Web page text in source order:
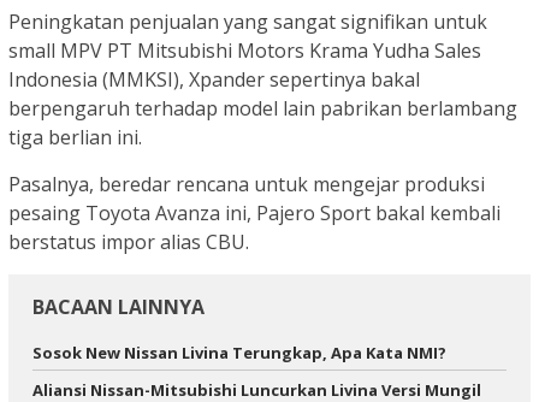
Peningkatan penjualan yang sangat signifikan untuk
small MPV PT Mitsubishi Motors Krama Yudha Sales
Indonesia (MMKSI), Xpander sepertinya bakal
berpengaruh terhadap model lain pabrikan berlambang
tiga berlian ini.
Pasalnya, beredar rencana untuk mengejar produksi
pesaing Toyota Avanza ini, Pajero Sport bakal kembali
berstatus impor alias CBU.
BACAAN LAINNYA
Sosok New Nissan Livina Terungkap, Apa Kata NMI?
Aliansi Nissan-Mitsubishi Luncurkan Livina Versi Mungil